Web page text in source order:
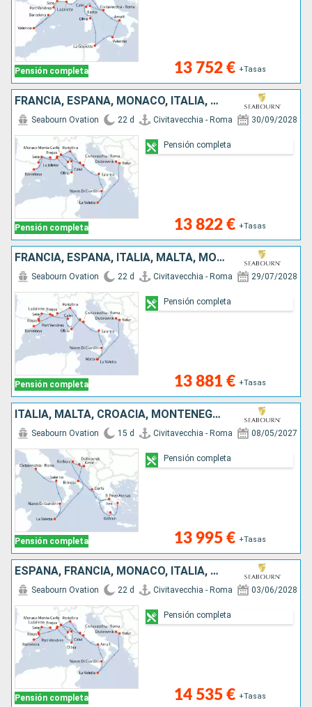
Pensión completa 13 752 € +Tasas
FRANCIA, ESPAÑA, MONACO, ITALIA, MALTA, MONTENEGRO, CROACIA
Pensión completa
Seabourn Ovation 22 d Civitavecchia - Roma 30/09/2028
13 822 € +Tasas
Pensión completa
FRANCIA, ESPAÑA, ITALIA, MALTA, MONTENEGRO, CROACIA
Pensión completa
Seabourn Ovation 22 d Civitavecchia - Roma 29/07/2028
13 881 € +Tasas
Pensión completa
ITALIA, MALTA, CROACIA, MONTENEGRO, GRECIA
Pensión completa
Seabourn Ovation 15 d Civitavecchia - Roma 08/05/2027
13 995 € +Tasas
Pensión completa
ESPAÑA, FRANCIA, MONACO, ITALIA, MALTA, MONTENEGRO, CROACIA
Pensión completa
Seabourn Ovation 22 d Civitavecchia - Roma 03/06/2028
14 535 € +Tasas
Pensión completa